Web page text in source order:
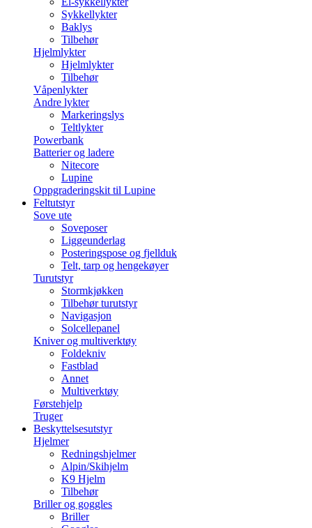
Sykkellykter
Baklys
Tilbehør
Hjelmlykter
Hjelmlykter
Tilbehør
Våpenlykter
Andre lykter
Markeringslys
Teltlykter
Powerbank
Batterier og ladere
Nitecore
Lupine
Oppgraderingskit til Lupine
Feltutstyr
Sove ute
Soveposer
Liggeunderlag
Posteringspose og fjellduk
Telt, tarp og hengekøyer
Turutstyr
Stormkjøkken
Tilbehør turutstyr
Navigasjon
Solcellepanel
Kniver og multiverktøy
Foldekniv
Fastblad
Annet
Multiverktøy
Førstehjelp
Truger
Beskyttelsesutstyr
Hjelmer
Redningshjelmer
Alpin/Skihjelm
K9 Hjelm
Tilbehør
Briller og goggles
Briller